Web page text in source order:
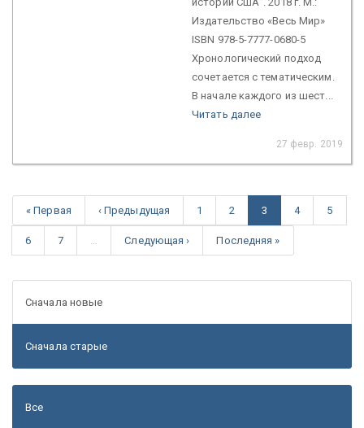
Издательство «Весь Мир»
ISBN 978-5-7777-0680-5
Хронологический подход
сочетается с тематическим.
В начале каждого из шест...
Читать далее
27 февр. 2019
« Первая ‹ Предыдущая 1 2 3 4 5
6 7 Следующая › Последняя »
Сначала новые
Сначала старые
Все